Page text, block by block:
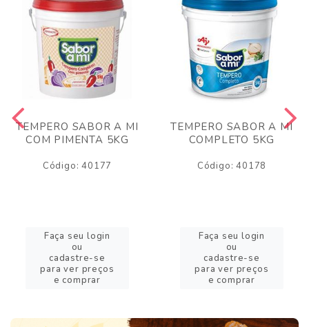
TEMPERO SABOR A MI
COM PIMENTA 5KG
Código: 40177
Faça seu login
ou
cadastre-se
para ver preços
e comprar
TEMPERO SABOR A MI
COMPLETO 5KG
Código: 40178
Faça seu login
ou
cadastre-se
para ver preços
e comprar